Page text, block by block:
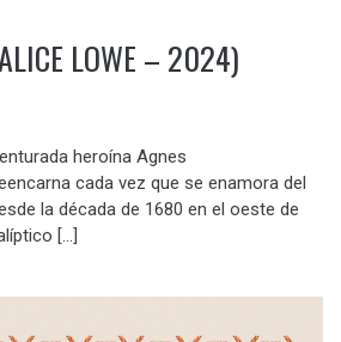
LOWE – 2024)
heroína Agnes
cada vez que se enamora del
la década de 1680 en el oeste de
[…]